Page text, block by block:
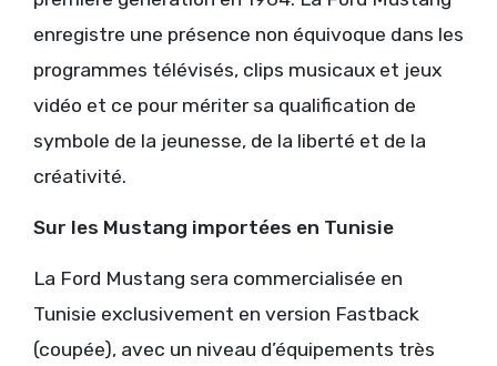
enregistre une présence non équivoque dans les
programmes télévisés, clips musicaux et jeux
vidéo et ce pour mériter sa qualification de
symbole de la jeunesse, de la liberté et de la
créativité.
Sur les Mustang importées en Tunisie
La Ford Mustang sera commercialisée en
Tunisie exclusivement en version Fastback
(coupée), avec un niveau d’équipements très